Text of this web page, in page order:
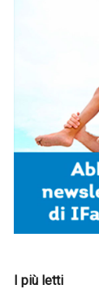
I più letti